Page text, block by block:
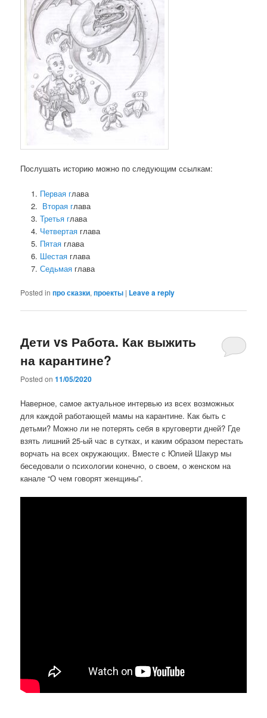
Послушать историю можно по следующим ссылкам:
Первая глава
Вторая глава
Третья глава
Четвертаяглава
Пятаяглава
Шестаяглава
Седьмаяглава
Posted in про сказки,проекты | Leave a reply
Дети vs Работа. Как выжить
на карантине?
Posted on11/05/2020
Наверное, самое актуальное интервью из всех возможных
для каждой работающей мамы на карантине. Как быть с
детьми? Можно ли не потерять себя в круговерти дней? Где
взять лишний 25-ый час в сутках, и каким образом перестать
ворчать на всех окружающих. Вместе с Юлией Шакур мы
беседовали о психологии конечно, о своем, о женском на
канале “О чем говорят женщины”.